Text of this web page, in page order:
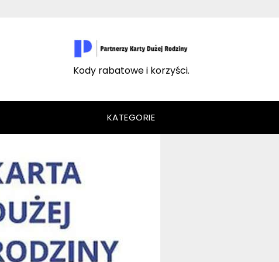
Kody rabatowe i korzyści.
KATEGORIE